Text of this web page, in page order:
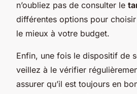
n’oubliez pas de consulter le
différentes options pour
le mieux à votre budget.
Enfin, une fois le dispositif de
veillez à le vérifier
assurer qu’il est toujours en